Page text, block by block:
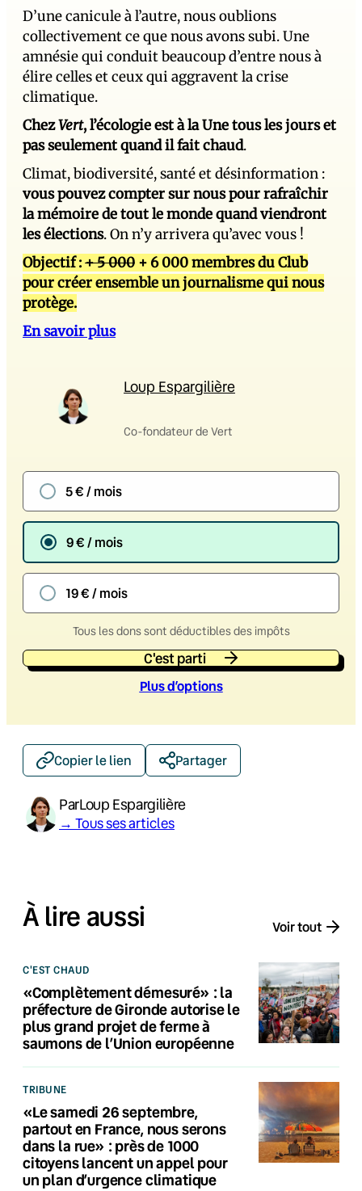
D’une canicule à l’autre, nous oublions
collectivement ce que nous avons subi. Une
amnésie qui conduit beaucoup d’entre nous à
élire celles et ceux qui aggravent la crise
climatique.
ChezVert, l’écologie est à la Une tous les jours et
pas seulement quand il fait chaud.
Climat, biodiversité, santé et désinformation :
vous pouvez compter sur nous pour rafraîchir
la mémoire de tout le monde quand viendront
les élections. On n’y arrivera qu’avec vous !
Objectif :+ 5 000 + 6 000 membres du Club
pour créer ensemble un journalisme qui nous
protège.
En savoir plus
Loup Espargilière
Co-fondateur de Vert
5 € / mois
9 € / mois
19 € / mois
Tous les dons sont déductibles des impôts
C'est parti
Plus d’options
Copier le lien Partager
ParLoup Espargilière
→ Tous ses articles
À lire aussi Voir tout
C'EST CHAUD
«Complètement démesuré» : la
préfecture de Gironde autorise le
plus grand projet de ferme à
saumons de l’Union européenne
TRIBUNE
«Le samedi 26 septembre,
partout en France, nous serons
dans la rue» : près de 1000
citoyens lancent un appel pour
un plan d’urgence climatique